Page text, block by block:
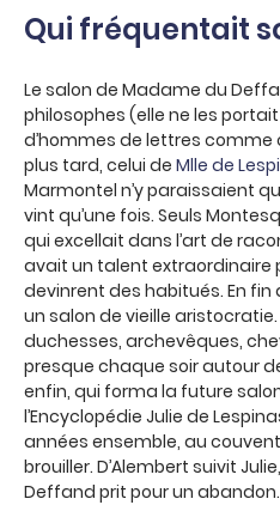
Qui fréquentait
Le salon de Madame du
philosophes (elle ne les
d’hommes de lettres comme
plus tard, celui de Mlle de
Marmontel n’y paraissaient
vint qu’une fois. Seuls
qui excellait dans l’art de
avait un talent extraordinaire
devinrent des habitués. En
un salon de vieille
duchesses, archevêques,
presque chaque soir autour
enfin, qui forma la future
l’Encyclopédie Julie de
années ensemble, au
brouiller. D’Alembert suivit
Deffand prit pour un abandon.